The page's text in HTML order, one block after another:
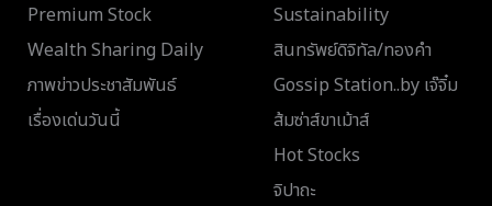
Premium Stock
Wealth Sharing Daily
ภาพข่าวประชาสัมพันธ์
เรื่องเด่นวันนี้
Sustainability
สินทรัพย์ดิจิทัล/ทองคำ
Gossip Station..by เจ๊จิ๋ม
ส้มซ่าส์ขาเม้าส์
Hot Stocks
จิปาถะ